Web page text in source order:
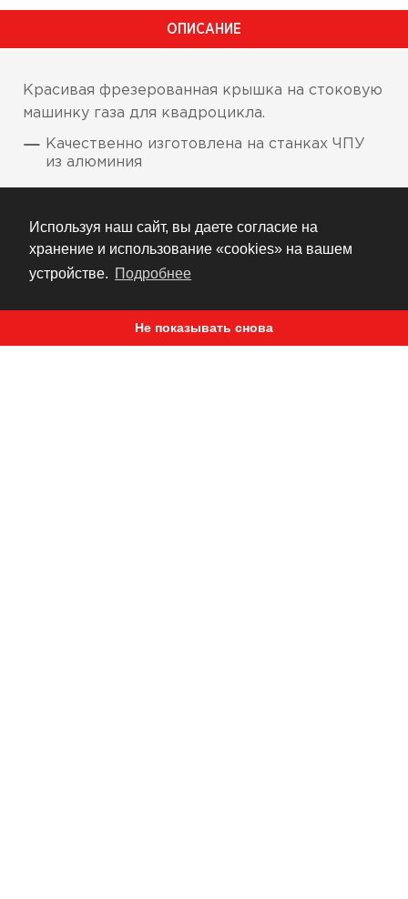
Используя наш сайт, вы даете согласие на
хранение и использование «cookies» на вашем
устройстве. Подробнее
Не показывать снова
ОПИСАНИЕ
Красивая фрезерованная крышка на стоковую
машинку газа для квадроцикла.
Качественно изготовлена на станках ЧПУ
из алюминия
Выпускается на широкий модельный ряд
РЕКОМЕНДУЕМ